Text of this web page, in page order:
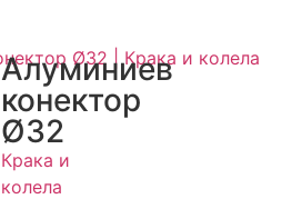
Алуминиев
конектор
Ø32
Крака и
колела